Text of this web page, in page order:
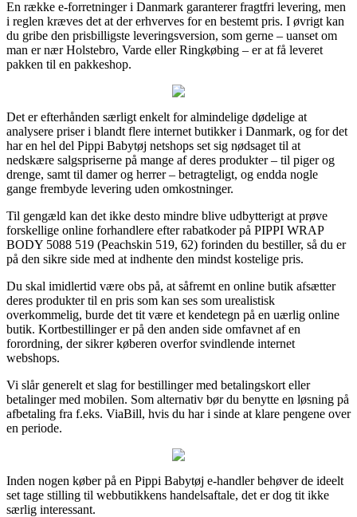
En række e-forretninger i Danmark garanterer fragtfri levering, men
i reglen kræves det at der erhverves for en bestemt pris. I øvrigt kan
du gribe den prisbilligste leveringsversion, som gerne – uanset om
man er nær Holstebro, Varde eller Ringkøbing – er at få leveret
pakken til en pakkeshop.
Det er efterhånden særligt enkelt for almindelige dødelige at
analysere priser i blandt flere internet butikker i Danmark, og for det
har en hel del Pippi Babytøj netshops set sig nødsaget til at
nedskære salgspriserne på mange af deres produkter – til piger og
drenge, samt til damer og herrer – betragteligt, og endda nogle
gange frembyde levering uden omkostninger.
Til gengæld kan det ikke desto mindre blive udbytterigt at prøve
forskellige online forhandlere efter rabatkoder på PIPPI WRAP
BODY 5088 519 (Peachskin 519, 62) forinden du bestiller, så du er
på den sikre side med at indhente den mindst kostelige pris.
Du skal imidlertid være obs på, at såfremt en online butik afsætter
deres produkter til en pris som kan ses som urealistisk
overkommelig, burde det tit være et kendetegn på en uærlig online
butik. Kortbestillinger er på den anden side omfavnet af en
forordning, der sikrer køberen overfor svindlende internet
webshops.
Vi slår generelt et slag for bestillinger med betalingskort eller
betalinger med mobilen. Som alternativ bør du benytte en løsning på
afbetaling fra f.eks. ViaBill, hvis du har i sinde at klare pengene over
en periode.
Inden nogen køber på en Pippi Babytøj e-handler behøver de ideelt
set tage stilling til webbutikkens handelsaftale, det er dog tit ikke
særlig interessant.